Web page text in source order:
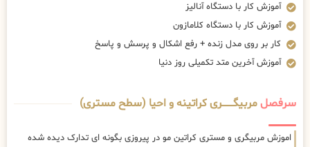
آموزش کار با دستگاه آنالیز
آموزش کار با دستگاه کلامازون
کار بر روی مدل زنده + رفع اشکال و پرسش و پاسخ
آموزش آخرین متد تکمیلی روز دنیا
سرفصلمربیگــــــــری کراتینه و احیا (سطح مستری)
اموزش مربیگری و مستری کراتین مو در پیروزی بگونه ای تدارک دیده شده